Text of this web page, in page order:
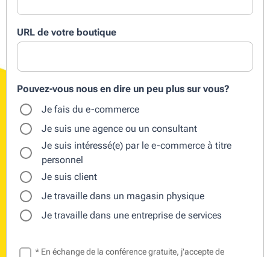
URL de votre boutique
Pouvez-vous nous en dire un peu plus sur vous?
Je fais du e-commerce
Je suis une agence ou un consultant
Je suis intéressé(e) par le e-commerce à titre
personnel
Je suis client
Je travaille dans un magasin physique
Je travaille dans une entreprise de services
En échange de la conférence gratuite, j'accepte de
*